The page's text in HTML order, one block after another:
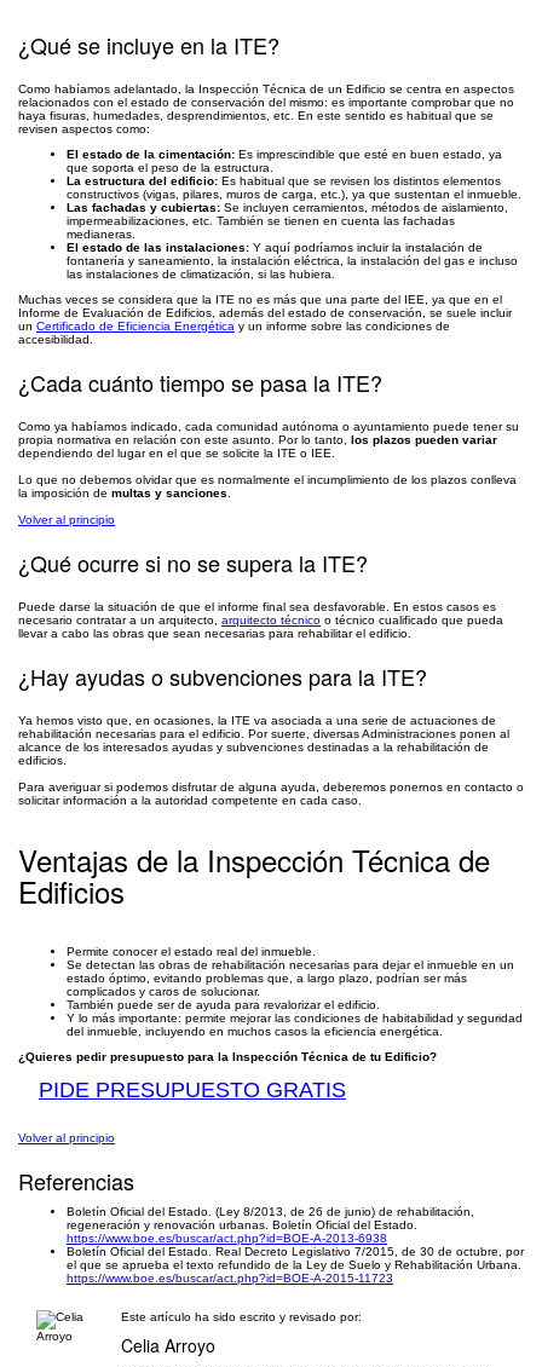
¿Qué se incluye en la ITE?
Como habíamos adelantado, la Inspección Técnica de un Edificio se centra en aspectos
relacionados con el estado de conservación del mismo: es importante comprobar que no
haya fisuras, humedades, desprendimientos, etc. En este sentido es habitual que se
revisen aspectos como:
El estado de la cimentación: Es imprescindible que esté en buen estado, ya
que soporta el peso de la estructura.
La estructura del edificio: Es habitual que se revisen los distintos elementos
constructivos (vigas, pilares, muros de carga, etc.), ya que sustentan el inmueble.
Las fachadas y cubiertas: Se incluyen cerramientos, métodos de aislamiento,
impermeabilizaciones, etc. También se tienen en cuenta las fachadas
medianeras.
El estado de las instalaciones: Y aquí podríamos incluir la instalación de
fontanería y saneamiento, la instalación eléctrica, la instalación del gas e incluso
las instalaciones de climatización, si las hubiera.
Muchas veces se considera que la ITE no es más que una parte del IEE, ya que en el
Informe de Evaluación de Edificios, además del estado de conservación, se suele incluir
un Certificado de Eficiencia Energética y un informe sobre las condiciones de
accesibilidad.
¿Cada cuánto tiempo se pasa la ITE?
Como ya habíamos indicado, cada comunidad autónoma o ayuntamiento puede tener su
propia normativa en relación con este asunto. Por lo tanto, los plazos pueden variar
dependiendo del lugar en el que se solicite la ITE o IEE.
Lo que no debemos olvidar que es normalmente el incumplimiento de los plazos conlleva
la imposición de multas y sanciones
Volver al principio
¿Qué ocurre si no se supera la ITE?
Puede darse la situación de que el informe final sea desfavorable. En estos casos es
necesario contratar a un arquitecto, arquitecto técnico o técnico cualificado que pueda
llevar a cabo las obras que sean necesarias para rehabilitar el edificio.
¿Hay ayudas o subvenciones para la ITE?
Ya hemos visto que, en ocasiones, la ITE va asociada a una serie de actuaciones de
rehabilitación necesarias para el edificio. Por suerte, diversas Administraciones ponen al
alcance de los interesados ayudas y subvenciones destinadas a la rehabilitación de
edificios.
Para averiguar si podemos disfrutar de alguna ayuda, deberemos ponernos en contacto o
solicitar información a la autoridad competente en cada caso.
Ventajas de la Inspección Técnica de
Edificios
Permite conocer el estado real del inmueble.
Se detectan las obras de rehabilitación necesarias para dejar el inmueble en un
estado óptimo, evitando problemas que, a largo plazo, podrían ser más
complicados y caros de solucionar.
También puede ser de ayuda para revalorizar el edificio.
Y lo más importante: permite mejorar las condiciones de habitabilidad y seguridad
del inmueble, incluyendo en muchos casos la eficiencia energética.
¿Quieres pedir presupuesto para la Inspección Técnica de tu Edificio?
PIDE PRESUPUESTO GRATIS
Volver al principio
Referencias
Boletín Oficial del Estado. (Ley 8/2013, de 26 de junio) de rehabilitación,
regeneración y renovación urbanas. Boletín Oficial del Estado.
https://www.boe.es/buscar/act.php?id=BOE-A-2013-6938
Boletín Oficial del Estado. Real Decreto Legislativo 7/2015, de 30 de octubre, por
el que se aprueba el texto refundido de la Ley de Suelo y Rehabilitación Urbana.
https://www.boe.es/buscar/act.php?id=BOE-A-2015-11723
Este artículo ha sido escrito y revisado por:
Celia Arroyo